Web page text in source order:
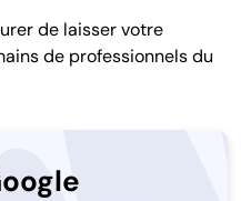
de laisser votre
de professionnels du